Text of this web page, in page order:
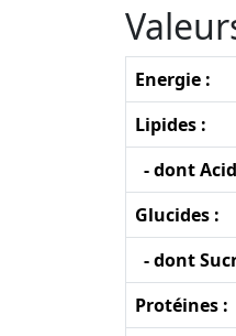
Energie :
Lipides :
- dont
Glucides :
- dont
Protéines :